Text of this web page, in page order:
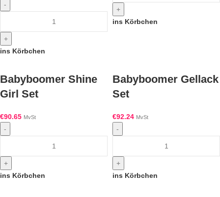
-
+
ins Körbchen
+
ins Körbchen
Babyboomer Shine
Girl Set
€90.65 MvSt
-
+
ins Körbchen
Babyboomer Gellack
Set
€92.24 MvSt
-
+
ins Körbchen